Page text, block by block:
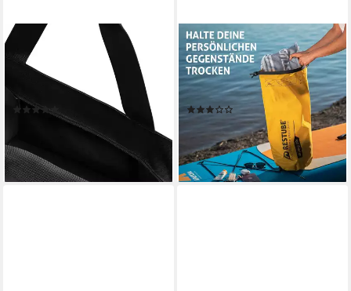
REISENTHEL®
Tragetasche SHOPPER M
SMILEY GREY, 15 Liter, Grau,
Polyester, Wasserabweisend
lieferbar - in 2-3 Werktagen bei dir
RESTUBE
Drybag, für Reisen, Kayak &
SUP, wasserdichter Packsack,
schwimmfähig, 5-40 L
(2)
ab 14,99 €
lieferbar - in 3-4 Werktagen bei dir